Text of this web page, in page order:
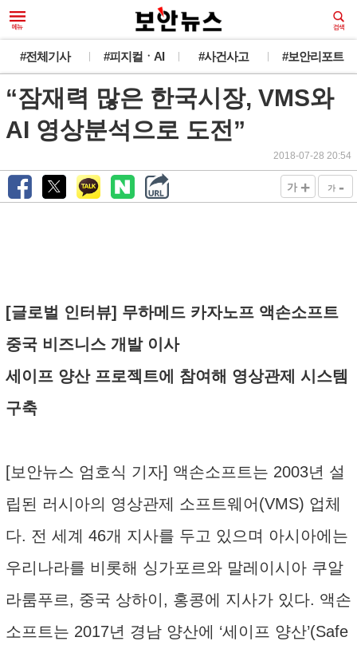
#전체기사 #피지컬ㆍAI #사건사고 #보안리포트
“잠재력 많은 한국시장, VMS와
AI 영상분석으로 도전”
2018-07-28 20:54
가 + 가 -
[글로벌 인터뷰] 무하메드 카자노프 액손소프트
중국 비즈니스 개발 이사
세이프 양산 프로젝트에 참여해 영상관제 시스템
구축
[보안뉴스 엄호식 기자] 액손소프트는 2003년 설
립된 러시아의 영상관제 소프트웨어(VMS) 업체
다. 전 세계 46개 지사를 두고 있으며 아시아에는
우리나라를 비롯해 싱가포르와 말레이시아 쿠알
라룸푸르, 중국 상하이, 홍콩에 지사가 있다. 액손
소프트는 2017년 경남 양산에 ‘세이프 양산’(Safe